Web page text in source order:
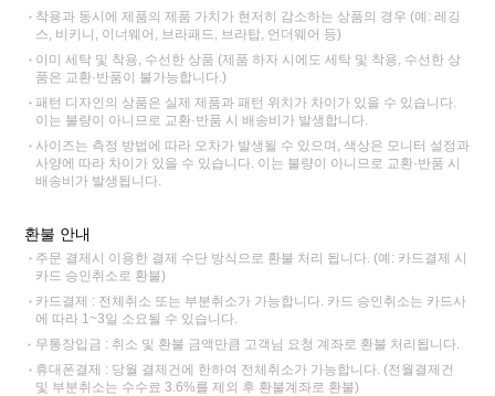
착용과 동시에 제품의 제품 가치가 현저히 감소하는 상품의 경우 (예: 레깅
스, 비키니, 이너웨어, 브라패드, 브라탑, 언더웨어 등)
이미 세탁 및 착용, 수선한 상품 (제품 하자 시에도 세탁 및 착용, 수선한 상
품은 교환·반품이 불가능합니다.)
패턴 디자인의 상품은 실제 제품과 패턴 위치가 차이가 있을 수 있습니다.
이는 불량이 아니므로 교환·반품 시 배송비가 발생합니다.
사이즈는 측정 방법에 따라 오차가 발생될 수 있으며, 색상은 모니터 설정과
사양에 따라 차이가 있을 수 있습니다. 이는 불량이 아니므로 교환·반품 시
배송비가 발생됩니다.
환불 안내
주문 결제시 이용한 결제 수단 방식으로 환불 처리 됩니다. (예: 카드결제 시
카드 승인취소로 환불)
카드결제 : 전체취소 또는 부분취소가 가능합니다. 카드 승인취소는 카드사
에 따라 1~3일 소요될 수 있습니다.
무통장입금 : 취소 및 환불 금액만큼 고객님 요청 계좌로 환불 처리됩니다.
휴대폰결제 : 당월 결제건에 한하여 전체취소가 가능합니다. (전월결제건
및 부분취소는 수수료 3.6%를 제외 후 환불계좌로 환불)